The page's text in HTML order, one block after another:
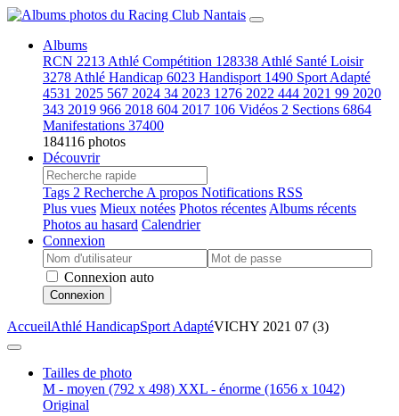
Albums
RCN 2213 Athlé Compétition 128338 Athlé Santé Loisir
3278 Athlé Handicap 6023 Handisport 1490 Sport Adapté
4531 2025 567 2024 34 2023 1276 2022 444 2021 99 2020
343 2019 966 2018 604 2017 106 Vidéos 2 Sections 6864
Manifestations 37400
184116 photos
Découvrir
Tags 2 Recherche A propos Notifications RSS
Plus vues Mieux notées Photos récentes Albums récents
Photos au hasard Calendrier
Connexion
Connexion auto
Connexion
AccueilAthlé HandicapSport AdaptéVICHY 2021 07 (3)
Tailles de photo
M - moyen (792 x 498) XXL - énorme (1656 x 1042)
Original